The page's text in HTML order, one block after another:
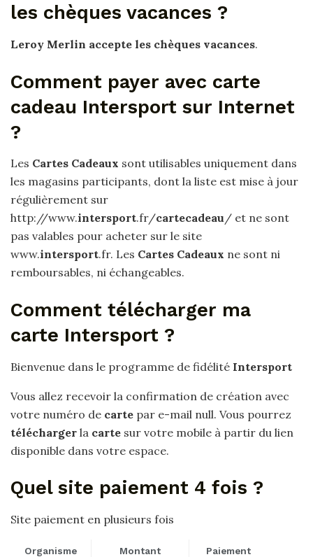
les chèques vacances ?
Leroy Merlin accepte les chèques vacances.
Comment payer avec carte
cadeau Intersport sur Internet
?
Les Cartes Cadeaux sont utilisables uniquement dans
les magasins participants, dont la liste est mise à jour
régulièrement sur
http://www.intersport.fr/cartecadeau/ et ne sont
pas valables pour acheter sur le site
www.intersport.fr. Les Cartes Cadeaux ne sont ni
remboursables, ni échangeables.
Comment télécharger ma
carte Intersport ?
Bienvenue dans le programme de fidélité Intersport
Vous allez recevoir la confirmation de création avec
votre numéro de carte par e-mail null. Vous pourrez
télécharger la carte sur votre mobile à partir du lien
disponible dans votre espace.
Quel site paiement 4 fois ?
Site paiement en plusieurs fois
Organisme Montant Paiement